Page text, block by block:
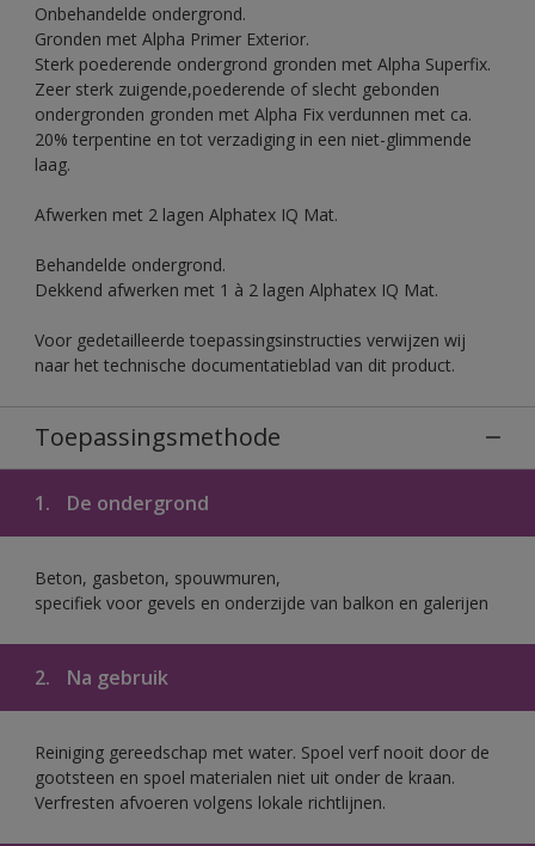
Onbehandelde ondergrond.
Gronden met Alpha Primer Exterior.
Sterk poederende ondergrond gronden met Alpha Superfix.
Zeer sterk zuigende,poederende of slecht gebonden
ondergronden gronden met Alpha Fix verdunnen met ca.
20% terpentine en tot verzadiging in een niet-glimmende
laag.
Afwerken met 2 lagen Alphatex IQ Mat.
Behandelde ondergrond.
Dekkend afwerken met 1 à 2 lagen Alphatex IQ Mat.
Voor gedetailleerde toepassingsinstructies verwijzen wij
naar het technische documentatieblad van dit product.
Toepassingsmethode
1. De ondergrond
Beton, gasbeton, spouwmuren,
specifiek voor gevels en onderzijde van balkon en galerijen
2. Na gebruik
Reiniging gereedschap met water. Spoel verf nooit door de
gootsteen en spoel materialen niet uit onder de kraan.
Verfresten afvoeren volgens lokale richtlijnen.